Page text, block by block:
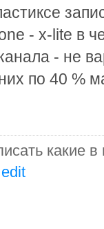
- x-lite в
- не
по 40 %
какие в
edit